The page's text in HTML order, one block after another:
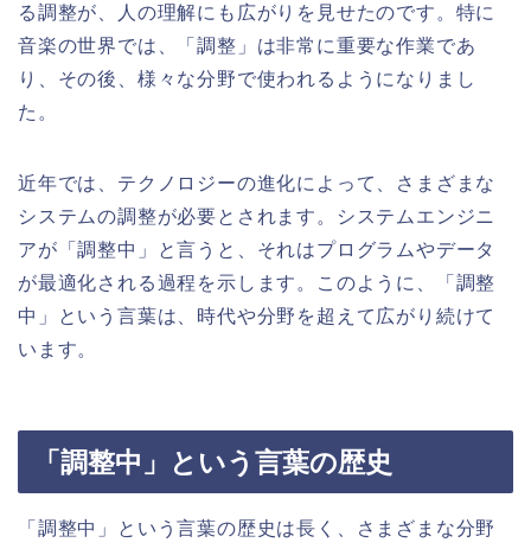
る調整が、人の理解にも広がりを見せたのです。特に
音楽の世界では、「調整」は非常に重要な作業であ
り、その後、様々な分野で使われるようになりまし
た。
近年では、テクノロジーの進化によって、さまざまな
システムの調整が必要とされます。システムエンジニ
アが「調整中」と言うと、それはプログラムやデータ
が最適化される過程を示します。このように、「調整
中」という言葉は、時代や分野を超えて広がり続けて
います。
「調整中」という言葉の歴史
「調整中」という言葉の歴史は長く、さまざまな分野